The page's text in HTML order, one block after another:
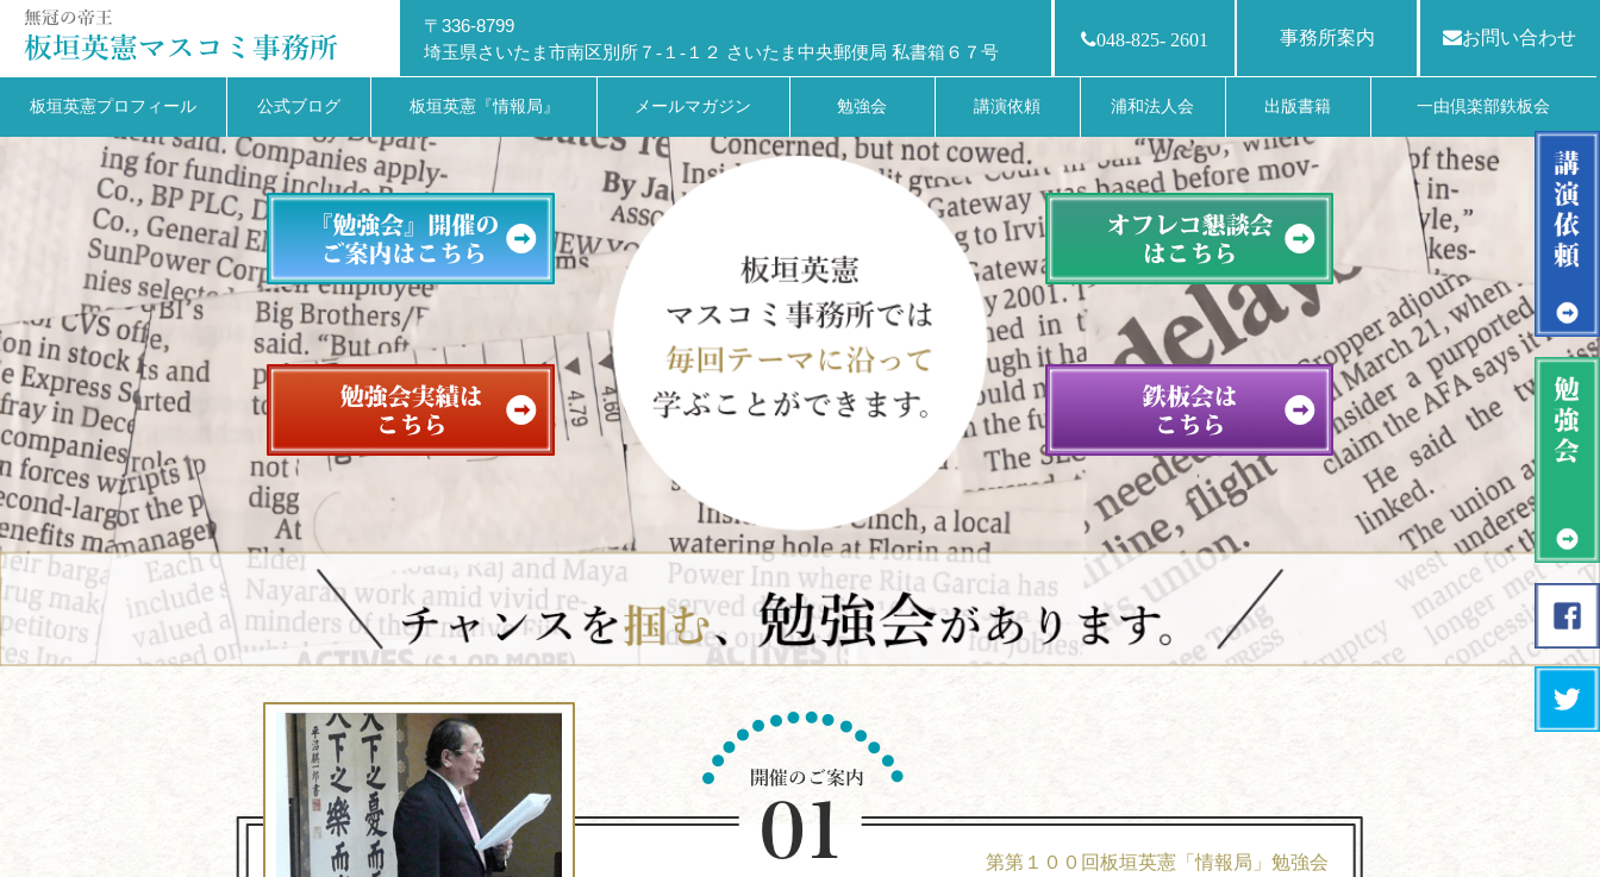
〒336-8799
埼玉県さいたま市南区別所７-１-１２ さいたま中央郵便局 私書箱６７号
048-825- 2601 事務所案内 お問い合わせ
板垣英憲プロフィール 公式ブログ 板垣英憲『情報局』 メールマガジン 勉強会 講演依頼 浦和法人会 出版書籍 一由倶楽部鉄板会
第第１００回板垣英憲「情報局」勉強会